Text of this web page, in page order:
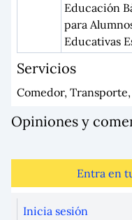
Educación
para
Educativas
Servicios
Comedor,
Opiniones y
Entra en
Inicia sesión